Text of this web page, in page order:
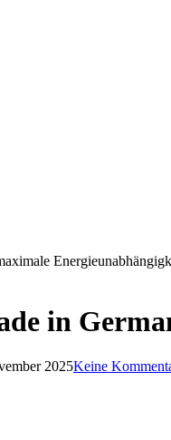
in
2025Keine